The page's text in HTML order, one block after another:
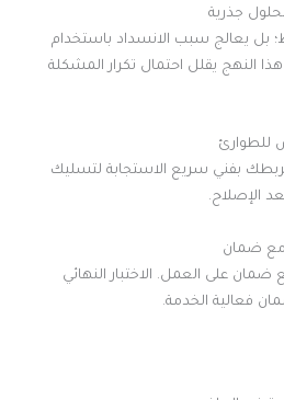
جذرية
بل يعالج سبب الانسداد باستخدام
النهج يقلل احتمال تكرار المشكلة
بفني سريع الاستجابة لتسليك
الإصلاح.
ضمان
ضمان على العمل. الاختبار النهائي
فعالية الخدمة.